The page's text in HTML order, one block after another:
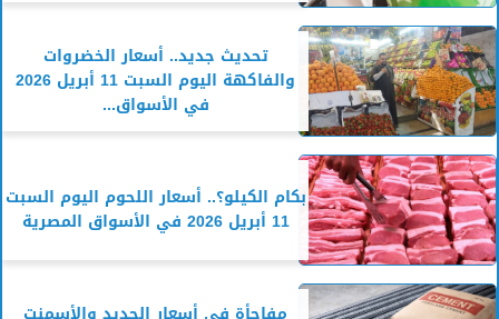
تحديث جديد.. أسعار الخضروات
والفاكهة اليوم السبت 11 أبريل 2026
في الأسواق...
بكام الكيلو؟.. أسعار اللحوم اليوم السبت
11 أبريل 2026 في الأسواق المصرية